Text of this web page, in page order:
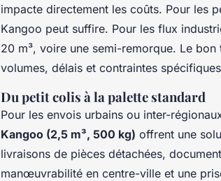
impacte directement les coûts. Pour les
Kangoo peut suffire. Pour les flux
20 m³, voire une semi-remorque. Le
volumes, délais et contraintes
Du petit colis à la palette standard
Pour les envois urbains ou inter-
Kangoo (2,5 m³, 500 kg) offrent une
livraisons de pièces détachées,
manœuvrabilité en centre-ville et une